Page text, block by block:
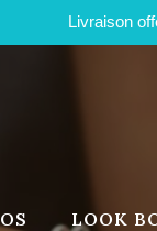
Livraison
LOOK